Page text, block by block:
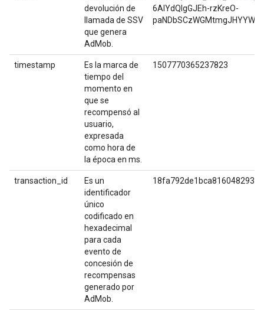
devolución de
llamada de SSV
que genera
AdMob.
6AIYdQIgGJEh-rzKreO-
timestamp
Es la marca de
tiempo del
momento en
que se
recompensó al
usuario,
expresada
como hora de
la época en ms.
1507770365237823
transaction_id
Es un
identificador
único
codificado en
hexadecimal
para cada
evento de
concesión de
recompensas
generado por
AdMob.